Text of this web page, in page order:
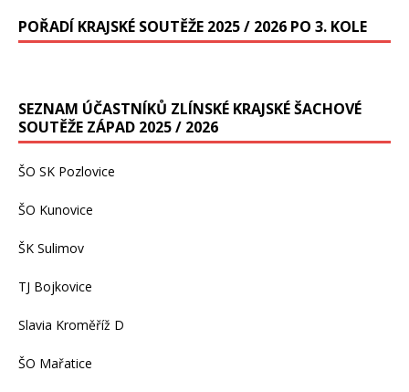
POŘADÍ KRAJSKÉ SOUTĚŽE 2025 / 2026 PO 3. KOLE
SEZNAM ÚČASTNÍKŮ ZLÍNSKÉ KRAJSKÉ ŠACHOVÉ
SOUTĚŽE ZÁPAD 2025 / 2026
ŠO SK Pozlovice
ŠO Kunovice
ŠK Sulimov
TJ Bojkovice
Slavia Kroměříž D
ŠO Mařatice